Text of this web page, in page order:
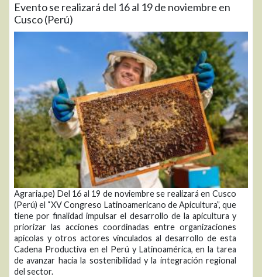
Evento se realizará del 16 al 19 de noviembre en
Cusco (Perú)
Agraria.pe) Del 16 al 19 de noviembre se realizará en Cusco
(Perú) el “XV Congreso Latinoamericano de Apicultura”, que
tiene por finalidad impulsar el desarrollo de la apicultura y
priorizar las acciones coordinadas entre organizaciones
apícolas y otros actores vinculados al desarrollo de esta
Cadena Productiva en el Perú y Latinoamérica, en la tarea
de avanzar hacia la sostenibilidad y la integración regional
del sector.